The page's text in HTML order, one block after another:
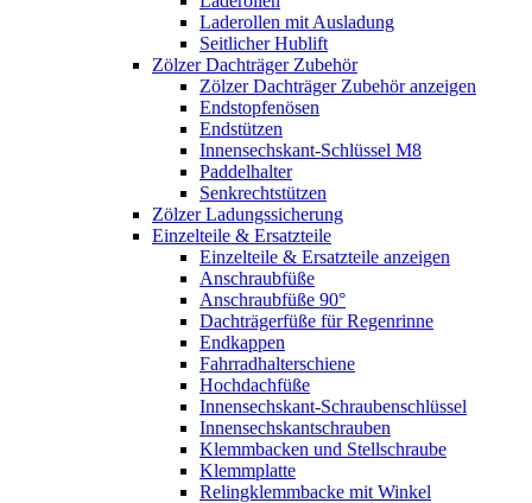
Laderollen mit Ausladung
Seitlicher Hublift
Zölzer Dachträger Zubehör
Zölzer Dachträger Zubehör anzeigen
Endstopfenösen
Endstützen
Innensechskant-Schlüssel M8
Paddelhalter
Senkrechtstützen
Zölzer Ladungssicherung
Einzelteile & Ersatzteile
Einzelteile & Ersatzteile anzeigen
Anschraubfüße
Anschraubfüße 90°
Dachträgerfüße für Regenrinne
Endkappen
Fahrradhalterschiene
Hochdachfüße
Innensechskant-Schraubenschlüssel
Innensechskantschrauben
Klemmbacken und Stellschraube
Klemmplatte
Relingklemmbacke mit Winkel